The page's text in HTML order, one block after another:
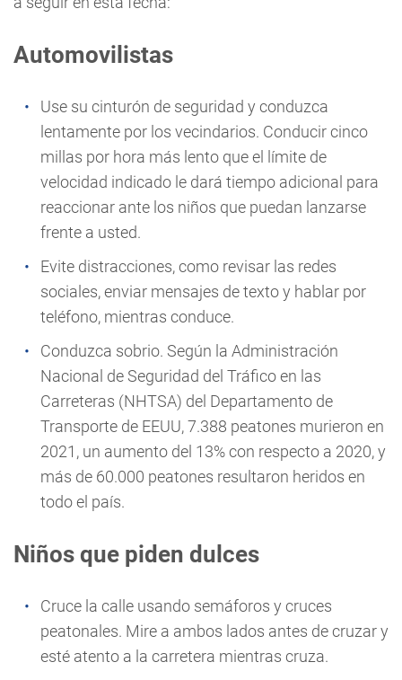
Automovilistas
Use su cinturón de seguridad y conduzca
lentamente por los vecindarios. Conducir cinco
millas por hora más lento que el límite de
velocidad indicado le dará tiempo adicional para
reaccionar ante los niños que puedan lanzarse
frente a usted.
Evite distracciones, como revisar las redes
sociales, enviar mensajes de texto y hablar por
teléfono, mientras conduce.
Conduzca sobrio. Según la Administración
Nacional de Seguridad del Tráfico en las
Carreteras (NHTSA) del Departamento de
Transporte de EEUU, 7.388 peatones murieron en
2021, un aumento del 13% con respecto a 2020, y
más de 60.000 peatones resultaron heridos en
todo el país.
Niños que piden dulces
Cruce la calle usando semáforos y cruces
peatonales. Mire a ambos lados antes de cruzar y
esté atento a la carretera mientras cruza.